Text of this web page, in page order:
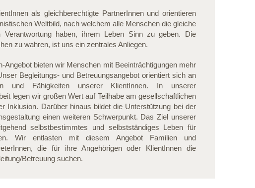
als gleichberechtigte PartnerInnen und orientieren
Weltbild, nach welchem alle Menschen die gleiche
Verantwortung haben, ihrem Leben Sinn zu geben. Die
zu wahren, ist uns ein zentrales Anliegen.
Angebot bieten wir Menschen mit Beeinträchtigungen mehr
Begleitungs- und Betreuungsangebot orientiert sich an
und Fähigkeiten unserer KlientInnen. In unserer
legen wir großen Wert auf Teilhabe am gesellschaftlichen
Inklusion. Darüber hinaus bildet die Unterstützung bei der
einen weiteren Schwerpunkt. Das Ziel unserer
selbstbestimmtes und selbstständiges Leben für
Wir entlasten mit diesem Angebot Familien und
die für ihre Angehörigen oder KlientInnen die
Betreuung suchen.